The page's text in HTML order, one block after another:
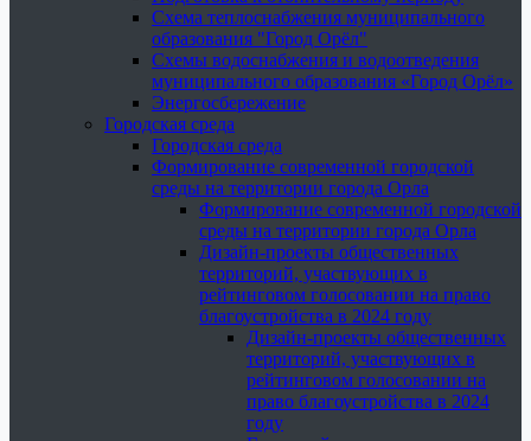
Схема теплоснабжения муниципального
образования "Город Орёл"
Схемы водоснабжения и водоотведения
муниципального образования «Город Орёл»
Энергосбережение
Городская среда
Городская среда
Формирование современной городской
среды на территории города Орла
Формирование современной городской
среды на территории города Орла
Дизайн-проекты общественных
территорий, участвующих в
рейтинговом голосовании на право
благоустройства в 2024 году
Дизайн-проекты общественных
территорий, участвующих в
рейтинговом голосовании на
право благоустройства в 2024
году